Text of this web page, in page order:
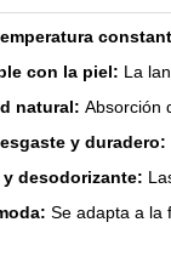
con la piel: La
natural: Absorción
y duradero:
desodorizante:
Se adapta a la